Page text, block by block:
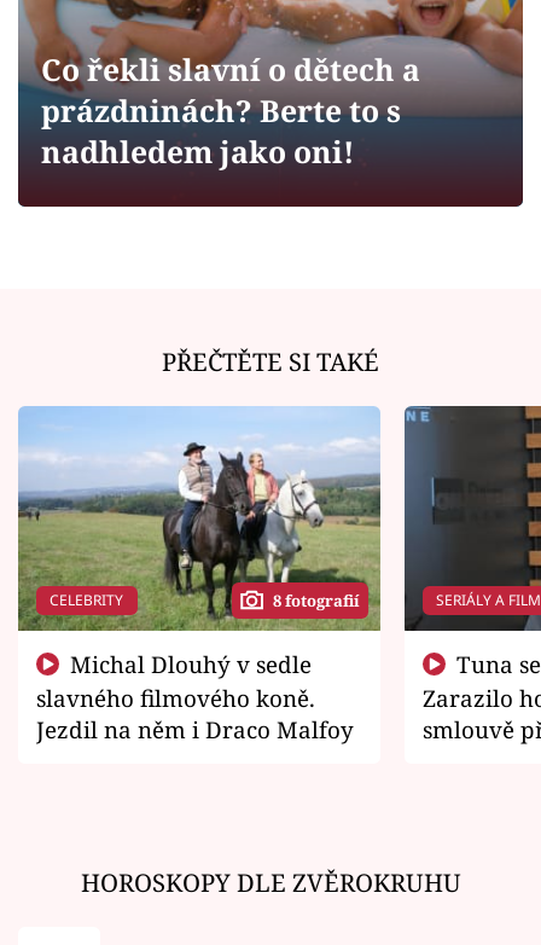
Sledujte prima+
Filmový festival Karlovy Vary
Sledujte nás
Co řekli slavní o dětech a
prázdninách? Berte to s
nadhledem jako oni!
PŘEČTĚTE SI TAKÉ
CELEBRITY 8 fotografií
slavného filmového koně.
Jezdil na něm i Draco Malfoy
SERIÁLY A
Zarazilo
smlouvě
HOROSKOPY DLE ZVĚROKRUHU